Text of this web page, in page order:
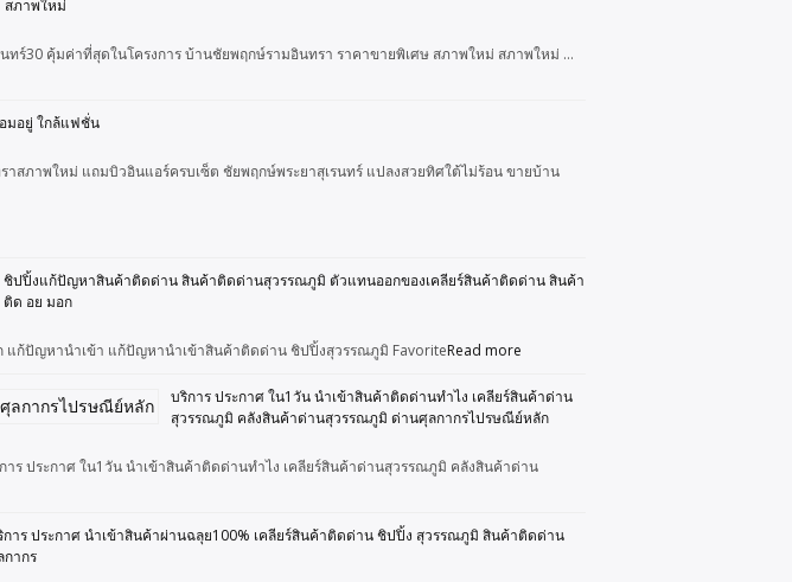
สภาพใหม่
ทร์30 คุ้มค่าที่สุดในโครงการ บ้านชัยพฤกษ์รามอินทรา ราคาขายพิเศษ สภาพใหม่ สภาพใหม่ …
มอยู่ ใกล้แฟชั่น
สภาพใหม่ แถมบิวอินแอร์ครบเซ็ต ชัยพฤกษ์พระยาสุเรนทร์ แปลงสวยทิศใต้ไม่ร้อน ขายบ้าน
ชิปปิ้งแก้ปัญหาสินค้าติดด่าน สินค้าติดด่านสุวรรณภูมิ ตัวแทนออกของเคลียร์สินค้าติดด่าน สินค้า
ติด อย มอก
ก้ปัญหานำเข้า แก้ปัญหานำเข้าสินค้าติดด่าน ชิปปิ้งสุวรรณภูมิ FavoriteRead more
บริการ ประกาศ ใน1วัน นำเข้าสินค้าติดด่านทำไง เคลียร์สินค้าด่าน
สุวรรณภูมิ คลังสินค้าด่านสุวรรณภูมิ ด่านศุลกากรไปรษณีย์หลัก
ประกาศ ใน1วัน นำเข้าสินค้าติดด่านทำไง เคลียร์สินค้าด่านสุวรรณภูมิ คลังสินค้าด่าน
การ ประกาศ นำเข้าสินค้าผ่านฉลุย100% เคลียร์สินค้าติดด่าน ชิปปิ้ง สุวรรณภูมิ สินค้าติดด่าน
กากร